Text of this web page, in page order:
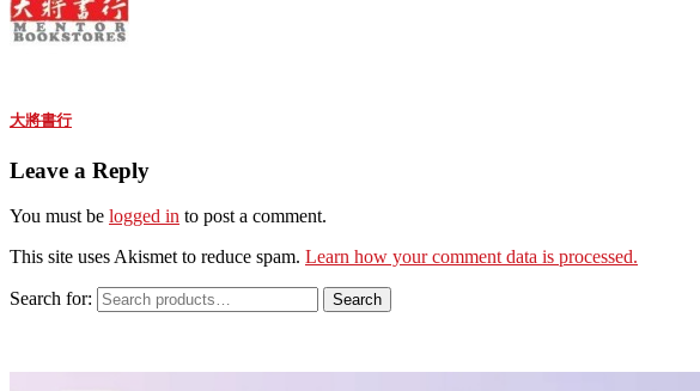
大將書行
Leave a Reply
You must be logged in to post a comment.
This site uses Akismet to reduce spam. Learn how your comment data is processed.
Search for: Search